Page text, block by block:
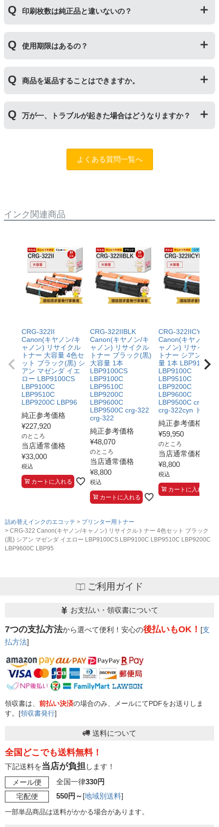
れた商品のため、お求めやすい価格になっております。
ートリッジのことです。「ドラム(感光体ユニット)」は
トナーを用紙に写すためのもので、トナーカートリッジ
の器にあたる部分になります。
トナーとドラムはそれぞれ印字できる枚数が異なってい
により使用できなくなった場合は、必ず分離してから新
しいものに交換してください。
印刷枚数は純正品と違いないの？
一部型番は、純正品より多く印刷が可能なエコッテオリ
ジナルの【特別増量版】もございます。
使用期限はあるの？
サイクルトナー/ドラムに限り、レビューをご投稿いただ
くことで保証期間が2年に延長されます。
保証期間の2年以内に使い切るようお願いいたします。
商品を返品することはできますか。
用未開封の場合であっても対応することができません。
ご購入前に商品の型番などをよくご確認ください。な
ますので、お手数ですが当店までお問い合わせくださ
万が一、トラブルが起きた場合はどうなりますか？
問合フォーム
ふたつの保証」を設けておりますので、ご購入
よくある質問一覧へ
インク関連商品
CRG-322II
Canon(キヤノン/キ
ャノン) リサイクル
トナー 大容量 4色セ
ット ブラック(黒) シ
アン マゼンダ イエ
ロー LBP9100CS
LBP9100C
LBP9510C
LBP9200C LBP96
純正参考価格
¥227,920
のところ
当店通常価格
¥33,000
税込
カートに入れる
CRG-322IIBLK
Canon(キヤノン/キ
ャノン) リサイクル
トナー ブラック(黒)
大容量 1本
LBP9100CS
LBP9100C
LBP9510C
LBP9200C
LBP9600C
LBP9500C crg-322
crg-322
純正参考価格
¥48,070
のところ
当店通常価格
¥8,800
税込
カートに入れる
CRG-322IICYN
Canon(キヤノン/キ
ャノン) リサイクル
トナー シアン 大容
量 1本 LBP9100CS
LBP9100C
LBP9510C
LBP9200C
LBP9600C
LBP9500C crg-322
crg-322cyn ト
純正参考価格
¥59,950
のところ
当店通常価格
¥8,800
税込
カートに入れる
詰め替えインクのエコッテ
プリンター用トナー
CRG-322 Canon(キヤノン/キャノン) リサイクルトナー 4色セット ブラック
(黒) シアン マゼンダ イエロー LBP9100CS LBP9100C LBP9510C LBP9200C
LBP9600C LBP95
ご利用ガイド
お支払い・領収書について
7つの支払方法から選べて便利！安心の後払いもOK！ [支
払方法]
領収書は、 前払い決済の場合のみ、メールにてPDFをお送りしま
す。[領収書発行]
送料について
全国どこでも送料無料！
下記送料を当店が負担 します！
メール便
全国一律330円
宅配便
550円～[地域別送料]
一部単品商品は送料がかかる場合があります。